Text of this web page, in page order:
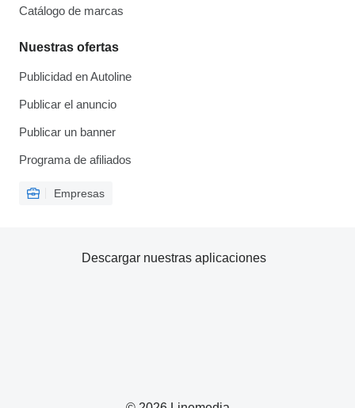
Catálogo de marcas
Nuestras ofertas
Publicidad en Autoline
Publicar el anuncio
Publicar un banner
Programa de afiliados
Empresas
Descargar nuestras aplicaciones